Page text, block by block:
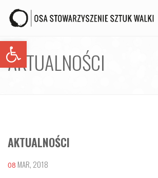
Open toolbar
AKTUALNOŚCI
AKTUALNOŚCI
08 MAR, 2018